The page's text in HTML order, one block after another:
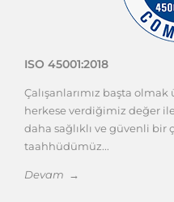
ISO 45001:2018
Çalışanlarımız başta
herkese verdiğimiz değer
daha sağlıklı ve güvenli bir
taahhüdümüz...
Devam →